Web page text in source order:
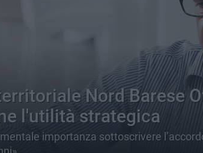
Nord Barese
l'utilità strategica
importanza sottoscrivere